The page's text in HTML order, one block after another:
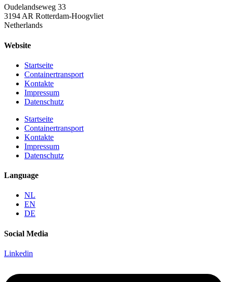
Oudelandseweg 33
3194 AR Rotterdam-Hoogvliet
Netherlands
Website
Startseite
Containertransport
Kontakte
Impressum
Datenschutz
Startseite
Containertransport
Kontakte
Impressum
Datenschutz
Language
NL
EN
DE
Social Media
Linkedin